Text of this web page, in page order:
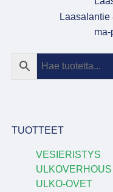
TUOTTEET
VESIERISTYS
ULKOVERHOUS
ULKO-OVET